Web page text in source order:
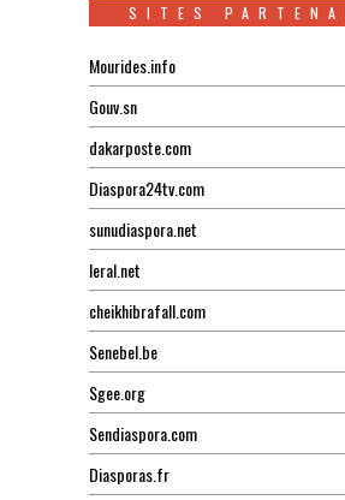
SITES
Mourides.info
Gouv.sn
dakarposte.com
Diaspora24tv.com
sunudiaspora.net
leral.net
cheikhibrafall.com
Senebel.be
Sgee.org
Sendiaspora.com
Diasporas.fr